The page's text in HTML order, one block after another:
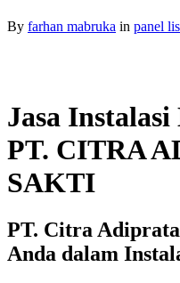
By farhan mabruka in panel
Jasa
PT. CITRA
SAKTI
PT. Citra
Anda dalam